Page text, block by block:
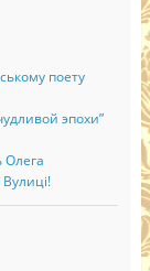
поету
эпохи”
Олега
Вулиці!